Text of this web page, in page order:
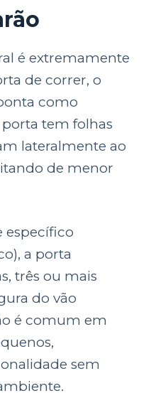
é extremamente
de correr, o
como
porta tem folhas
lateralmente ao
de menor
específico
a porta
três ou mais
do vão
é comum em
sem